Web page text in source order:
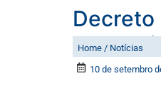
no Brasil
Home / Notícias
10 de setembro